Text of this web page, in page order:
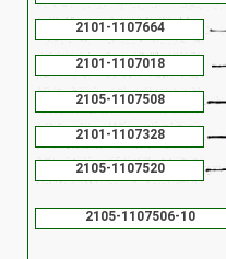
2101-1107018
2101-1107328
2101-1107664
2105-1107506-10
2105-1107508
2105-1107520